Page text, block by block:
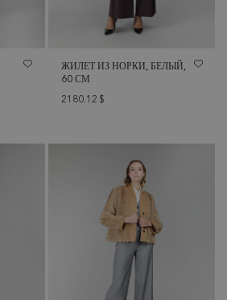
ЖИЛЕТ ИЗ НОРКИ, БЕЛЫЙ,
60 СМ
2180.12 $